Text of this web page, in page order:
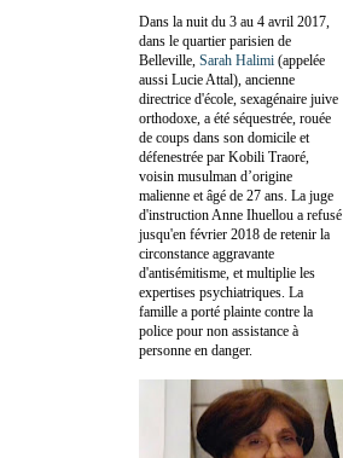
Dans la nuit du 3 au 4 avril 2017,
dans le quartier parisien de
Belleville, Sarah Halimi (appelée
aussi Lucie Attal), ancienne
directrice d'école, sexagénaire juive
orthodoxe, a été séquestrée, rouée
de coups dans son domicile et
défenestrée par Kobili Traoré,
voisin musulman d’origine
malienne et âgé de 27 ans. La juge
d'instruction Anne Ihuellou a refusé
jusqu'en février 2018 de retenir la
circonstance aggravante
d'antisémitisme, et multiplie les
expertises psychiatriques. La
famille a porté plainte contre la
police pour non assistance à
personne en danger.